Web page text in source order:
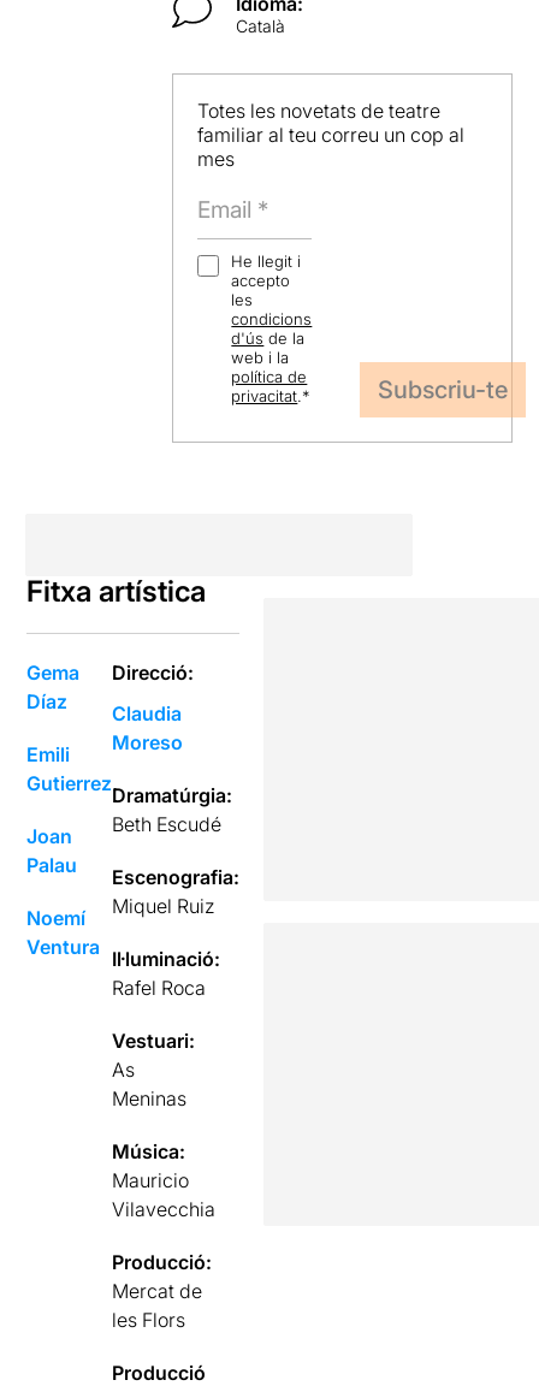
Català
Totes les novetats de teatre
familiar al teu correu un cop al
mes
He llegit i
accepto
les
condicions
d'ús de la
web i la
política de
privacitat.*
Fitxa artística
Gema
Díaz
Emili
Gutierrez
Joan
Palau
Noemí
Ventura
Direcció:
Claudia
Moreso
Dramatúrgia:
Beth Escudé
Escenografia:
Miquel Ruiz
Il·luminació:
Rafel Roca
Vestuari:
As
Meninas
Música:
Mauricio
Vilavecchia
Producció:
Mercat de
les Flors
Producció